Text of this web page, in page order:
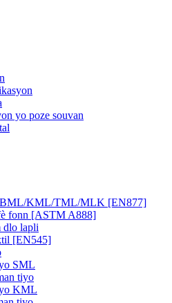
yo poze souvan
KML/TML/MLK [EN877]
fonn [ASTM A888]
dlo lapli
[EN545]
SML
tiyo
KML